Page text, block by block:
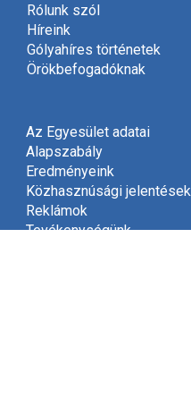
Rólunk szól
Híreink
Gólyahíres történetek
Örökbefogadóknak
Az Egyesület adatai
Alapszabály
Eredményeink
Közhasznúsági jelentések
Reklámok
Tevékenységünk